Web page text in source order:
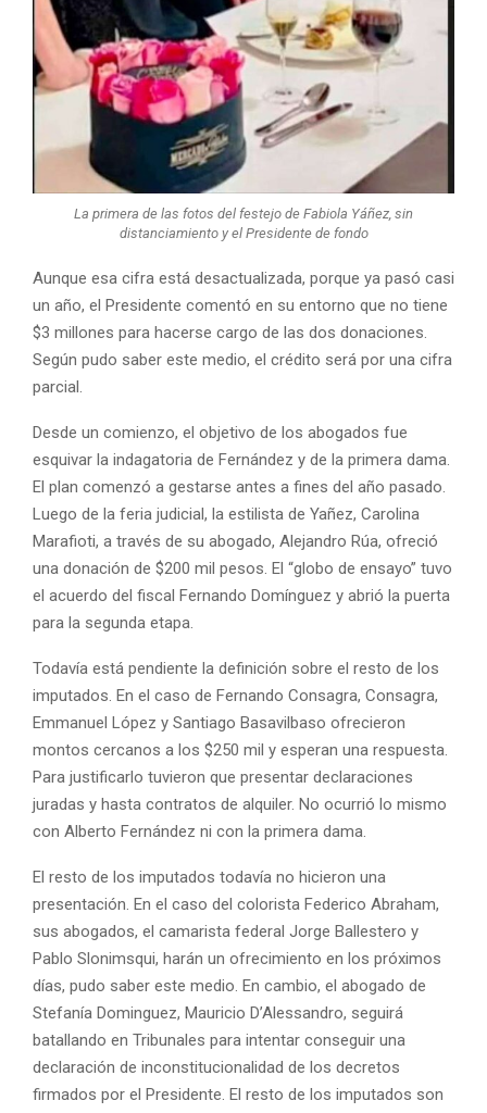
La primera de las fotos del festejo de Fabiola Yáñez, sin
distanciamiento y el Presidente de fondo
Aunque esa cifra está desactualizada, porque ya pasó casi
un año, el Presidente comentó en su entorno que no tiene
$3 millones para hacerse cargo de las dos donaciones.
Según pudo saber este medio, el crédito será por una cifra
parcial.
Desde un comienzo, el objetivo de los abogados fue
esquivar la indagatoria de Fernández y de la primera dama.
El plan comenzó a gestarse antes a fines del año pasado.
Luego de la feria judicial, la estilista de Yañez, Carolina
Marafioti, a través de su abogado, Alejandro Rúa, ofreció
una donación de $200 mil pesos. El “globo de ensayo” tuvo
el acuerdo del fiscal Fernando Domínguez y abrió la puerta
para la segunda etapa.
Todavía está pendiente la definición sobre el resto de los
imputados. En el caso de Fernando Consagra, Consagra,
Emmanuel López y Santiago Basavilbaso ofrecieron
montos cercanos a los $250 mil y esperan una respuesta.
Para justificarlo tuvieron que presentar declaraciones
juradas y hasta contratos de alquiler. No ocurrió lo mismo
con Alberto Fernández ni con la primera dama.
El resto de los imputados todavía no hicieron una
presentación. En el caso del colorista Federico Abraham,
sus abogados, el camarista federal Jorge Ballestero y
Pablo Slonimsqui, harán un ofrecimiento en los próximos
días, pudo saber este medio. En cambio, el abogado de
Stefanía Dominguez, Mauricio D’Alessandro, seguirá
batallando en Tribunales para intentar conseguir una
declaración de inconstitucionalidad de los decretos
firmados por el Presidente. El resto de los imputados son